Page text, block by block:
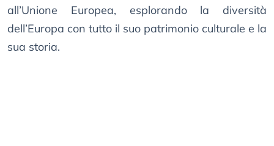
all’Unione Europea, esplorando la diversità
dell’Europa con tutto il suo patrimonio culturale e la
sua storia.